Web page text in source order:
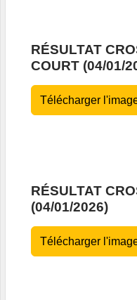
RÉSULTAT
COURT (04/01/
Télécharger
RÉSULTAT
(04/01/2026)
Télécharger